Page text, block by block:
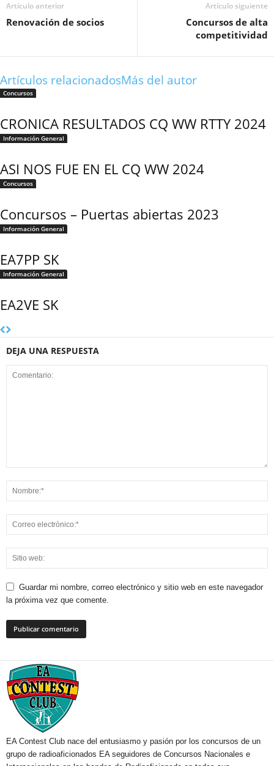
Artículo anterior
Renovación de socios
Artículo siguiente
Concursos de alta
competitividad
Artículos relacionadosMás del autor
Concursos
CRONICA RESULTADOS CQ WW RTTY 2024
Información General
ASI NOS FUE EN EL CQ WW 2024
Concursos
Concursos – Puertas abiertas 2023
Información General
EA7PP SK
Información General
EA2VE SK
DEJA UNA RESPUESTA
Guardar mi nombre, correo electrónico y sitio web en este navegador
la próxima vez que comente.
EA Contest Club nace del entusiasmo y pasión por los concursos de un
grupo de radioaficionados EA seguidores de Concursos Nacionales e